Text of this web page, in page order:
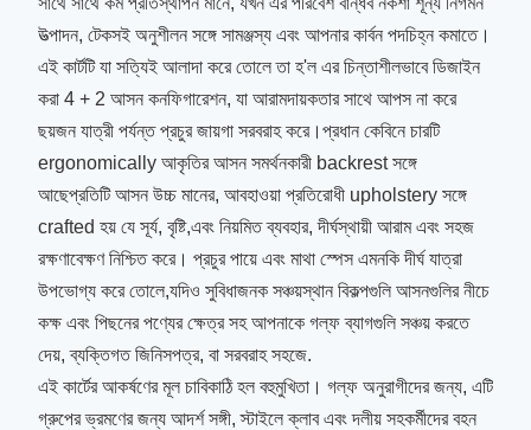
উত্পাদন, টেকসই অনুশীলন সঙ্গে সামঞ্জস্য এবং আপনার কার্বন পদচিহ্ন কমাতে।
এই কার্টটি যা সত্যিই আলাদা করে তোলে তা হ'ল এর চিন্তাশীলভাবে ডিজাইন
করা 4 + 2 আসন কনফিগারেশন, যা আরামদায়কতার সাথে আপস না করে
ছয়জন যাত্রী পর্যন্ত প্রচুর জায়গা সরবরাহ করে।প্রধান কেবিনে চারটি
ergonomically আকৃতির আসন সমর্থনকারী backrest সঙ্গে
আছেপ্রতিটি আসন উচ্চ মানের, আবহাওয়া প্রতিরোধী upholstery সঙ্গে
crafted হয় যে সূর্য, বৃষ্টি,এবং নিয়মিত ব্যবহার, দীর্ঘস্থায়ী আরাম এবং সহজ
রক্ষণাবেক্ষণ নিশ্চিত করে। প্রচুর পায়ে এবং মাথা স্পেস এমনকি দীর্ঘ যাত্রা
উপভোগ্য করে তোলে,যদিও সুবিধাজনক সঞ্চয়স্থান বিকল্পগুলি আসনগুলির নীচে
কক্ষ এবং পিছনের পণ্যের ক্ষেত্র সহ আপনাকে গল্ফ ব্যাগগুলি সঞ্চয় করতে
দেয়, ব্যক্তিগত জিনিসপত্র, বা সরবরাহ সহজে.
এই কার্টের আকর্ষণের মূল চাবিকাঠি হল বহুমুখিতা। গল্ফ অনুরাগীদের জন্য, এটি
গ্রুপের ভ্রমণের জন্য আদর্শ সঙ্গী, স্টাইলে ক্লাব এবং দলীয় সহকর্মীদের বহন